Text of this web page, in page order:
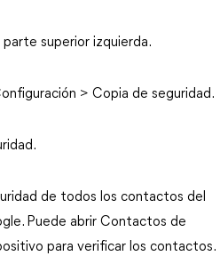
superior izquierda.
> Copia de seguridad.
de todos los contactos del
Puede abrir Contactos de
para verificar los contactos.